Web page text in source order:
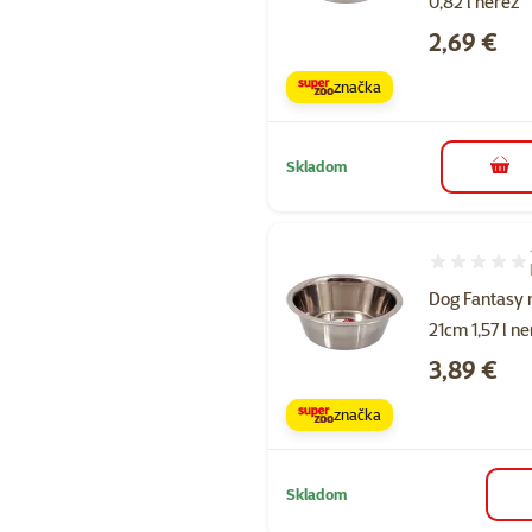
Cena
2,69 €
značka
Skladom do
Dog Fantasy
21cm 1,57 l
Hodnotenie
Cena
3,89 €
značka
Skladom